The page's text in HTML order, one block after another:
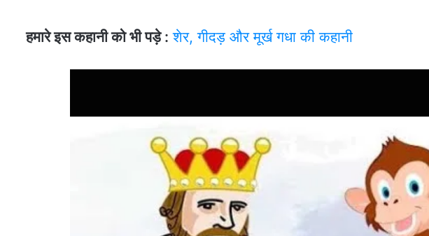
हमारे इस कहानी को भी पड़े : शेर, गीदड़ और मूर्ख गधा की कहानी